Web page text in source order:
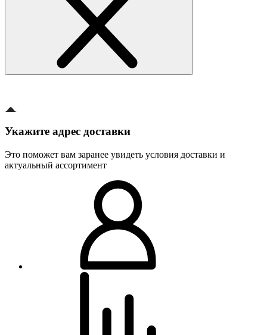
Укажите адрес доставки
Это поможет вам заранее увидеть условия доставки и
актуальный ассортимент